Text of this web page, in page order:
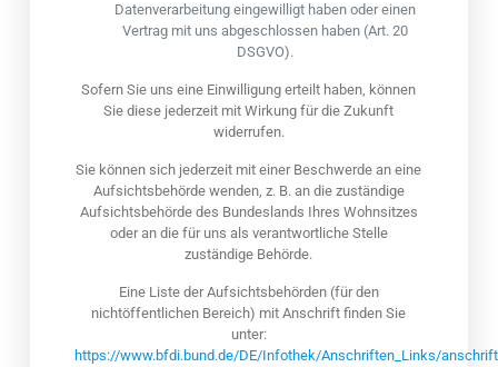
Datenverarbeitung eingewilligt haben oder einen
Vertrag mit uns abgeschlossen haben (Art. 20
DSGVO).
Sofern Sie uns eine Einwilligung erteilt haben, können
Sie diese jederzeit mit Wirkung für die Zukunft
widerrufen.
Sie können sich jederzeit mit einer Beschwerde an eine
Aufsichtsbehörde wenden, z. B. an die zuständige
Aufsichtsbehörde des Bundeslands Ihres Wohnsitzes
oder an die für uns als verantwortliche Stelle
zuständige Behörde.
Eine Liste der Aufsichtsbehörden (für den
nichtöffentlichen Bereich) mit Anschrift finden Sie
unter:
https://www.bfdi.bund.de/DE/Infothek/Anschriften_Links/